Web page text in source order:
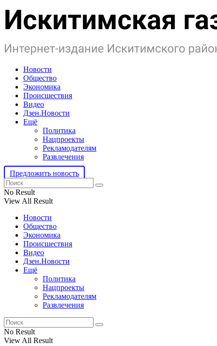
Новости
Общество
Экономика
Происшествия
Видео
Дзен.Новости
Ещё
Политика
Нацпроекты
Рекламодателям
Развлечения
Предложить новость
No Result
View All Result
Новости
Общество
Экономика
Происшествия
Видео
Дзен.Новости
Ещё
Политика
Нацпроекты
Рекламодателям
Развлечения
No Result
View All Result